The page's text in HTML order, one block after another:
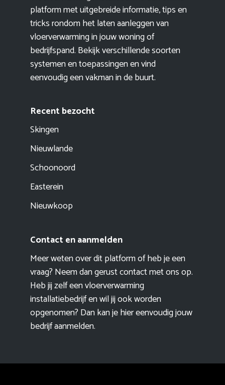
platform met uitgebreide informatie, tips en
tricks rondom het laten aanleggen van
vloerverwarming in jouw woning of
bedrijfspand. Bekijk verschillende soorten
systemen en toepassingen en vind
eenvoudig een vakman in de buurt.
Recent bezocht
Skingen
Nieuwlande
Schoonoord
Easterein
Nieuwkoop
Contact en aanmelden
Meer weten over dit platform of heb je een
vraag? Neem dan gerust contact met ons op.
Heb jij zelf een vloerverwarming
installatiebedrijf en wil jij ook worden
opgenomen? Dan kan je hier eenvoudigjouw
bedrijf aanmelden.